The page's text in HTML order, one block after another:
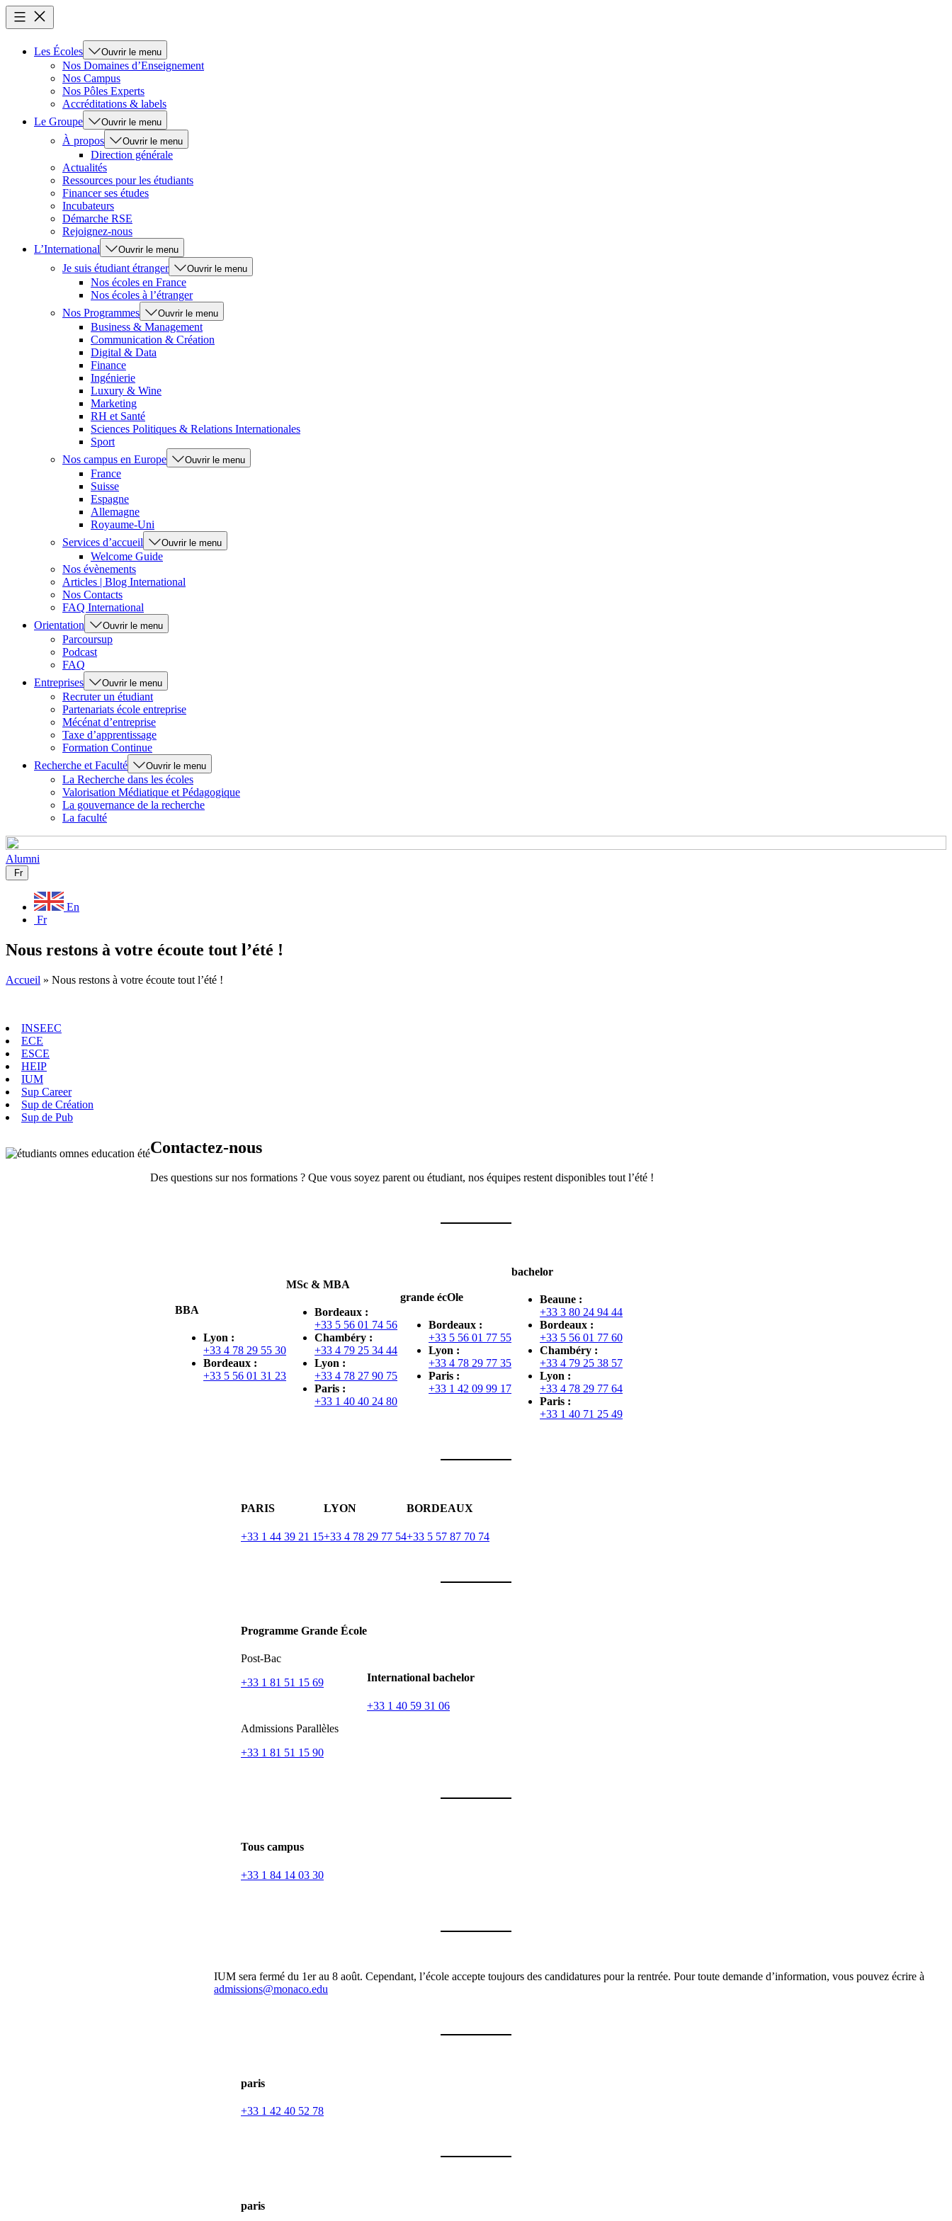
Les Écoles Ouvrir le menu
Nos Domaines d’Enseignement
Nos Campus
Nos Pôles Experts
Accréditations & labels
Le Groupe
Ouvrir le menu
À propos Ouvrir le menu
Direction générale
Actualités
Ressources pour les étudiants
Financer ses études
Incubateurs
Démarche RSE
Rejoignez-nous
L’International
Ouvrir le menu
Je suis étudiant étranger Ouvrir le menu
Nos écoles en France
Nos écoles à l’étranger
Nos Programmes
Ouvrir le menu
Business & Management
Communication & Création
Digital & Data
Finance
Ingénierie
Luxury & Wine
Marketing
RH et Santé
Sciences Politiques & Relations Internationales
Sport
Nos campus en Europe
Ouvrir le menu
France
Suisse
Espagne
Allemagne
Royaume-Uni
Services d’accueil
Ouvrir le menu
Welcome Guide
Nos évènements
Articles | Blog International
Nos Contacts
FAQ International
Orientation
Ouvrir le menu
Parcoursup
Podcast
FAQ
Entreprises
Ouvrir le menu
Recruter un étudiant
Partenariats école entreprise
Mécénat d’entreprise
Taxe d’apprentissage
Formation Continue
Recherche et Faculté
Ouvrir le menu
La Recherche dans les écoles
Valorisation Médiatique et Pédagogique
La gouvernance de la recherche
La faculté
Alumni
Fr
En
Fr
Nous restons à votre écoute tout l’été !
Accueil » Nous restons à votre écoute tout l’été !
INSEEC
ECE
ESCE
HEIP
IUM
Sup Career
Sup de Création
Sup de Pub
Contactez-nous
Des questions sur nos formations ? Que vous soyez parent ou étudiant, nos équipes restent disponibles tout l’été !
BBA
Lyon :
+33 4 78 29 55 30
Bordeaux :
+33 5 56 01 31 23
MSc & MBA
Bordeaux :
+33 5 56 01 74 56
Chambéry :
+33 4 79 25 34 44
Lyon :
+33 4 78 27 90 75
Paris :
+33 1 40 40 24 80
grande écOle
Bordeaux :
+33 5 56 01 77 55
Lyon :
+33 4 78 29 77 35
Paris :
+33 1 42 09 99 17
bachelor
Beaune :
+33 3 80 24 94 44
Bordeaux :
+33 5 56 01 77 60
Chambéry :
+33 4 79 25 38 57
Lyon :
+33 4 78 29 77 64
Paris :
+33 1 40 71 25 49
PARIS
+33 1 44 39 21 15
LYON
+33 4 78 29 77 54
BORDEAUX
+33 5 57 87 70 74
Programme Grande École
Post-Bac
+33 1 81 51 15 69
Admissions Parallèles
+33 1 81 51 15 90
International bachelor
+33 1 40 59 31 06
Tous campus
+33 1 84 14 03 30
IUM sera fermé du 1er au 8 août. Cependant, l’école accepte toujours des candidatures pour la rentrée. Pour toute demande d’information, vous pouvez écrire à
admissions@monaco.edu
paris
+33 1 42 40 52 78
paris